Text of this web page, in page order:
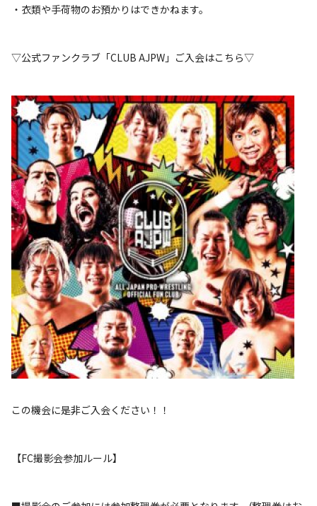
・衣類や手荷物のお預かりはできかねます。
▽公式ファンクラブ「CLUB AJPW」ご入会はこちら▽
この機会に是非ご入会ください！！
【FC撮影会参加ルール】